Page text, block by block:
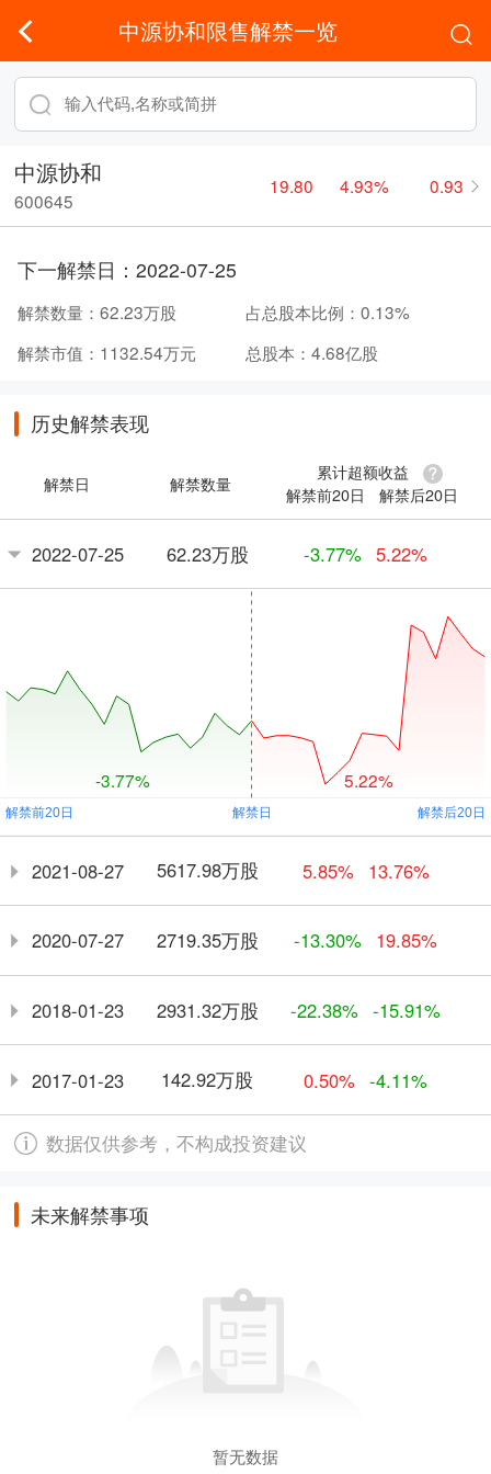
中源协和限售解禁一览
中源协和
600645
19.80 4.93% 0.93
下一解禁日： 2022-07-25
解禁数量： 62.23万股 占总股本比例： 0.13%
解禁市值： 1132.54万元 总股本： 4.68亿股
历史解禁表现
解禁日 解禁数量
累计超额收益
解禁前20日
解禁后20日
2022-07-25 62.23万股 -3.77% 5.22%
-3.77% 5.22%
2021-08-27 5617.98万股 5.85% 13.76%
2020-07-27 2719.35万股 -13.30% 19.85%
2018-01-23 2931.32万股 -22.38% -15.91%
2017-01-23 142.92万股 0.50% -4.11%
数据仅供参考，不构成投资建议
未来解禁事项
暂无数据